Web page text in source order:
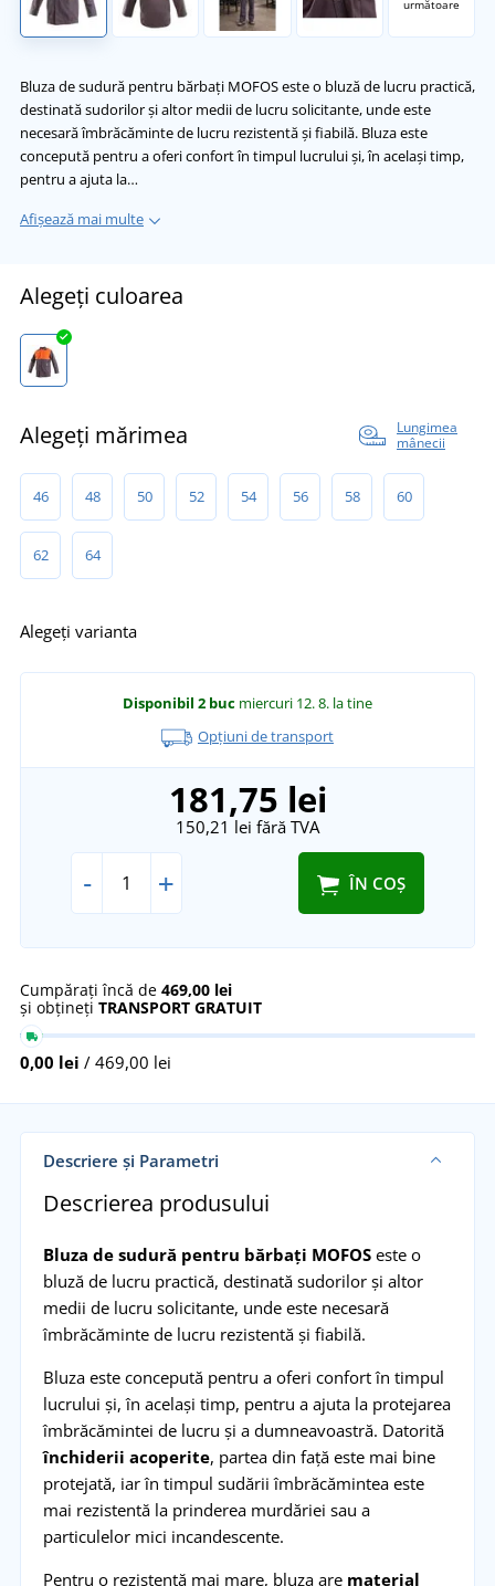
următoare
Bluza de sudură pentru bărbați MOFOS este o bluză de lucru practică,
destinată sudorilor și altor medii de lucru solicitante, unde este
necesară îmbrăcăminte de lucru rezistentă și fiabilă. Bluza este
concepută pentru a oferi confort în timpul lucrului și, în același timp,
pentru a ajuta la…
Afișează mai multe
Alegeți culoarea
Alegeți mărimea
Lungimea
mânecii
46 48 50 52 54 56 58 60
62 64
Alegeți varianta
Disponibil 2 buc miercuri 12. 8. la tine
Opțiuni de transport
181,75 lei
150,21 lei fără TVA
- + ÎN COȘ
Cumpărați încă de 469,00 lei
și obțineți TRANSPORT GRATUIT
0,00 lei / 469,00 lei
Descriere și Parametri
Descrierea produsului
Bluza de sudură pentru bărbați MOFOSeste o
bluză de lucru practică, destinată sudorilor și altor
medii de lucru solicitante, unde este necesară
îmbrăcăminte de lucru rezistentă și fiabilă.
Bluza este concepută pentru a oferi confort în timpul
lucrului și, în același timp, pentru a ajuta la protejarea
îmbrăcămintei de lucru și a dumneavoastră. Datorită
închiderii acoperite, partea din față este mai bine
protejată, iar în timpul sudării îmbrăcămintea este
mai rezistentă la prinderea murdăriei sau a
particulelor mici incandescente.
Pentru o rezistență mai mare, bluza are material